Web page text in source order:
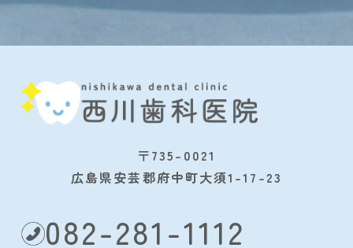
〒735-0021
広島県安芸郡府中町大須1-17-23
082-281-1112